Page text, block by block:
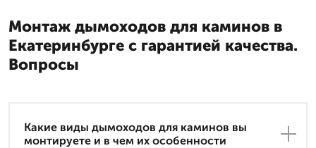
Монтаж дымоходов для каминов в
Екатеринбурге с гарантией качества.
Вопросы
Какие виды дымоходов для каминов вы
монтируете и в чем их особенности